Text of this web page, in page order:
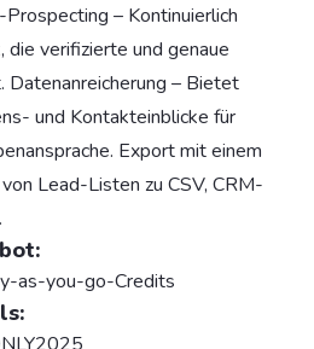
– Kontinuierlich
verifizierte und genaue
– Bietet
und Kontakteinblicke für
Export mit einem
Lead-Listen zu CSV, CRM-
as-you-go-Credits